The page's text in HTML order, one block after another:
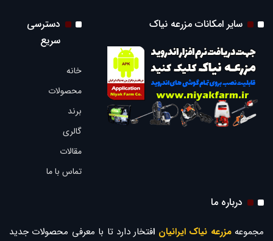
سایر امکانات مزرعه نیاک
دسترسی
سریع
خانه
محصولات
برند
گالری
مقالات
تماس با ما
درباره ما
مجموعهمزرعه نیاک ایرانیان افتخار دارد تا با معرفی محصولات جدید